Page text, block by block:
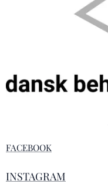
FACEBOOK
INSTAGRAM